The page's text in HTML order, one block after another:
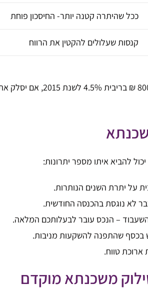
ככל שהיתרה קטנה יותר- החיסכון פוחת
קנסות שעלולים להקטין את הרווח
להביא איתו מספר יתרונות:
על יתרת השנים הנותרות.
לא נוגסת בהכנסה החודשית.
– הנכס עובר לבעלותכם המלאה.
בכסף שהתפנה להשקעות מניבות.
ארוכת טווח.
משכנתא מוקדם